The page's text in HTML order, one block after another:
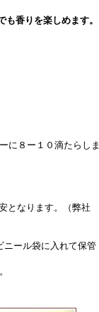
香りを楽しめます。
に８ー１０滴たらしま
となります。（弊社
ニール袋に入れて保管